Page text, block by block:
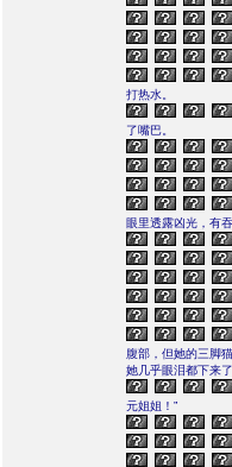
打热水。
了嘴巴。
眼里透露凶光，有
腹部，但她的三脚
她几乎眼泪都下来
元姐姐！”